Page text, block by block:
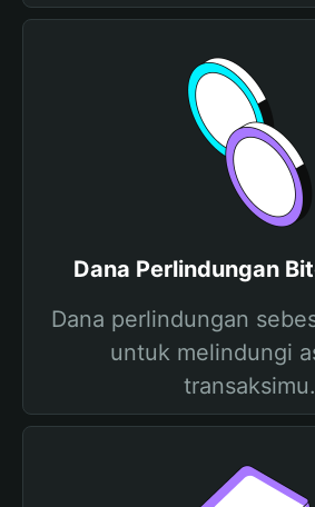
Dana Perlindungan
Dana perlindungan
untuk melindungi
transaksimu.